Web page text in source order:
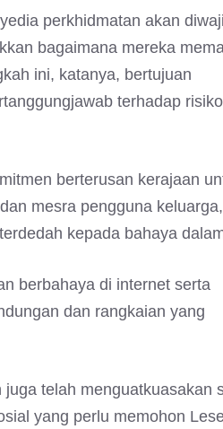
perkhidmatan akan
bagaimana mereka
ini, katanya, bertujuan
terhadap
berterusan kerajaan
mesra pengguna keluarga,
kepada bahaya
berbahaya di internet serta
dan rangkaian yang
telah menguatkuasakan
yang perlu memohon